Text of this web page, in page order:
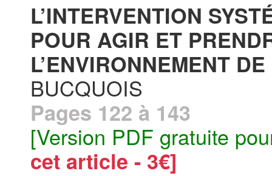
L’INTERVENTION
POUR AGIR ET
L’ENVIRONNEMENT
BUCQUOIS
Pages 122 à 143
[Version PDF gratuite
cet article - 3€]